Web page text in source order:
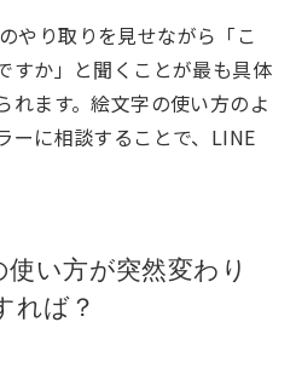
やり取りを見せながら「こ
すか」と聞くことが最も具体
れます。絵文字の使い方のよ
ーに相談することで、LINE
い方が突然変わり
れば？